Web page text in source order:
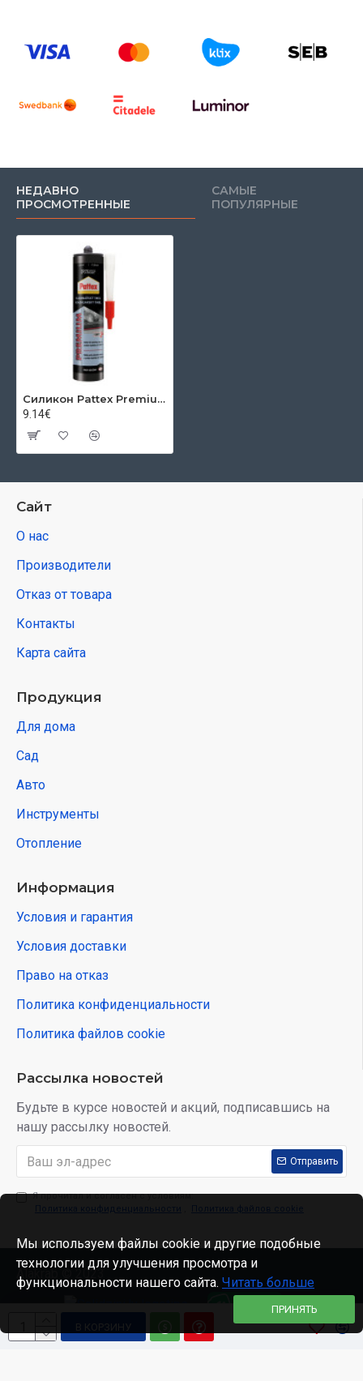
В КОРЗИНУ
НЕДАВНО
ПРОСМОТРЕННЫЕ
САМЫЕ
ПОПУЛЯРНЫЕ
Силикон Pattex Premium Kachliarsky, черный, 280 мл
9.14€
Сайт
О нас
Производители
Отказ от товара
Контакты
Карта сайта
Продукция
Для дома
Сад
Авто
Инструменты
Отопление
Информация
Условия и гарантия
Условия доставки
Право на отказ
Политика конфиденциальности
Политика файлов cookie
Рассылка новостей
Будьте в курсе новостей и акций, подписавшись на
нашу рассылку новостей.
Отправить
Я прочитал и согласен с условиям:
Политика конфиденциальности
Политика файлов cookie
Alakrab © 2023
ПРИНЯТЬ
Мы используем файлы cookie и другие подобные
технологии для улучшения просмотра и
функциональности нашего сайта. Читать больше